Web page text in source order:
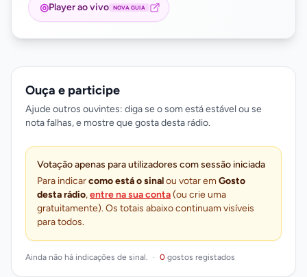
◎Player ao vivo NOVA GUIA
Ouça e participe
Ajude outros ouvintes: diga se o som está estável ou se
nota falhas, e mostre que gosta desta rádio.
Votação apenas para utilizadores com sessão iniciada
Para indicarcomo está o sinalou votar emGosto
desta rádio,entre na sua conta(ou crie uma
gratuitamente). Os totais abaixo continuam visíveis
para todos.
Ainda não há indicações de sinal. · 0 gostos registados